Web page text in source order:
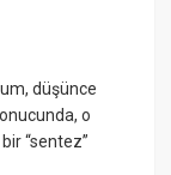
düşünce
o
“sentez”